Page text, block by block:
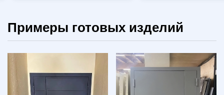
Примеры готовых изделий